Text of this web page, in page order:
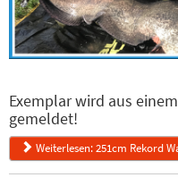
Exemplar wird aus
gemeldet!
Weiterlesen: 251cm Rekord